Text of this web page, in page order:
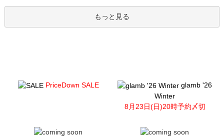
もっと見る
PriceDown SALE
glamb '26
Winter
8月23日(日)20時予約〆切